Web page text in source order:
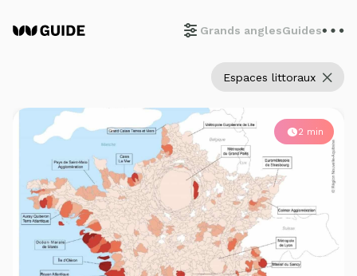
Grands anglesGuides
Espaces littoraux
2 min